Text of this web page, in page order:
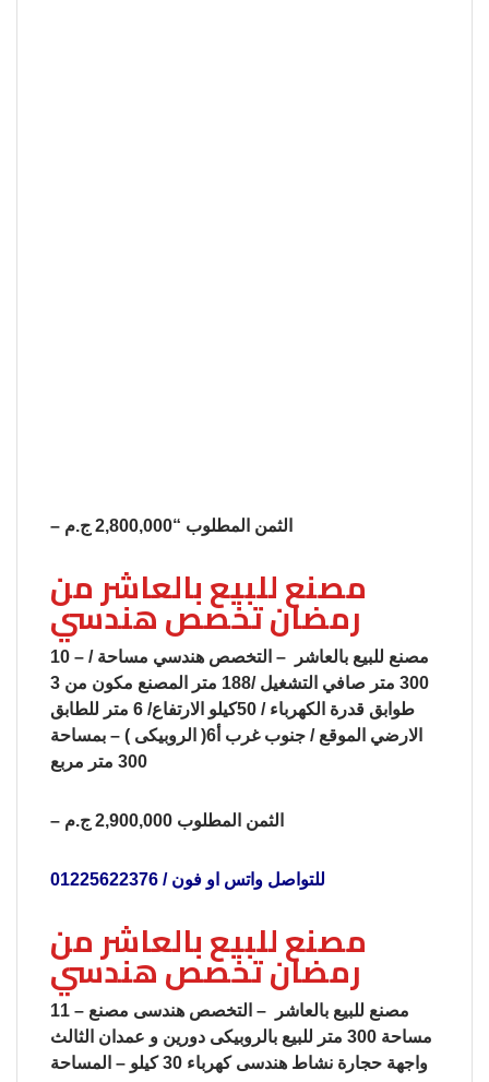
– الثمن المطلوب “2,800,000 ج.م
مصنع للبيع بالعاشر من
رمضان تخصص هندسي
10 – مصنع للبيع بالعاشر – التخصص هندسي مساحة /
300 متر صافي التشغيل /188 متر المصنع مكون من 3
طوابق قدرة الكهرباء / 50كيلو الارتفاع/ 6 متر للطابق
الارضي الموقع / جنوب غرب أ6( الروبيكى ) – بمساحة
– الثمن المطلوب 2,900,000 ج.م
للتواصل واتس او فون / 01225622376
مصنع للبيع بالعاشر من
رمضان تخصص هندسي
11 – مصنع للبيع بالعاشر – التخصص هندسى مصنع
مساحة 300 متر للبيع بالروبيكى دورين و عمدان الثالث
واجهة حجارة نشاط هندسى كهرباء 30 كيلو – المساحة